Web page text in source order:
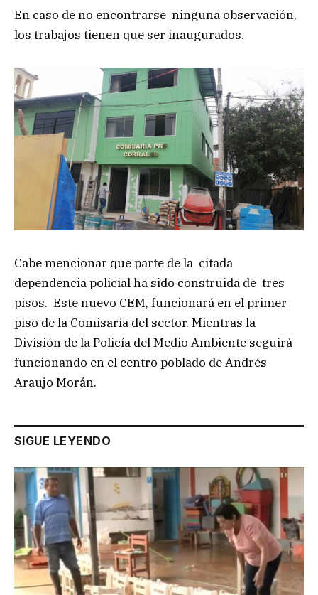
En caso de no encontrarse ninguna observación,
los trabajos tienen que ser inaugurados.
Cabe mencionar que parte de la citada
dependencia policial ha sido construida de tres
pisos. Este nuevo CEM, funcionará en el primer
piso de la Comisaría del sector. Mientras la
División de la Policía del Medio Ambiente seguirá
funcionando en el centro poblado de Andrés
Araujo Morán.
SIGUE LEYENDO